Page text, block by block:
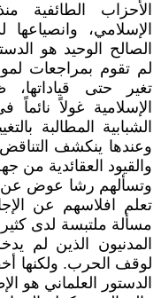
الأحزاب الطائفية
الإسلامي،
الصالح الوحيد هو
لم تقوم بمراجعات
تغير حتى
الإسلامية غولاً
الشبابية المطالبة
وعندها ينكشف
والقيود العقائدية من
وتسألهم رشا عوض عن
تعلم افلاسهم عن
مسألة ملتبسة لدى
المدنيون الذين لم
لوقف الحرب. ولكنها
الدستور العلماني هو